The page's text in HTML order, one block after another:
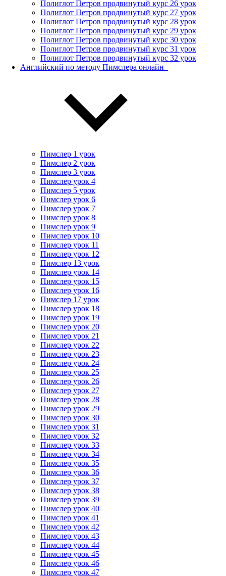
Полиглот Петров продвинутый курс 26 урок
Полиглот Петров продвинутый курс 27 урок
Полиглот Петров продвинутый курс 28 урок
Полиглот Петров продвинутый курс 29 урок
Полиглот Петров продвинутый курс 30 урок
Полиглот Петров продвинутый курс 31 урок
Полиглот Петров продвинутый курс 32 урок
Английский по методу Пимслера онлайн_
Пимслер 1 урок
Пимслер 2 урок
Пимслер 3 урок
Пимслер урок 4
Пимслер 5 урок
Пимслер урок 6
Пимслер урок 7
Пимслер урок 8
Пимслер урок 9
Пимслер урок 10
Пимслер урок 11
Пимслер урок 12
Пимслер 13 урок
Пимслер урок 14
Пимслер урок 15
Пимслер урок 16
Пимслер 17 урок
Пимслер урок 18
Пимслер урок 19
Пимслер урок 20
Пимслер урок 21
Пимслер урок 22
Пимслер урок 23
Пимслер урок 24
Пимслер урок 25
Пимслер урок 26
Пимслер урок 27
Пимслер урок 28
Пимслер урок 29
Пимслер урок 30
Пимслер урок 31
Пимслер урок 32
Пимслер урок 33
Пимслер урок 34
Пимслер урок 35
Пимслер урок 36
Пимслер урок 37
Пимслер урок 38
Пимслер урок 39
Пимслер урок 40
Пимслер урок 41
Пимслер урок 42
Пимслер урок 43
Пимслер урок 44
Пимслер урок 45
Пимслер урок 46
Пимслер урок 47